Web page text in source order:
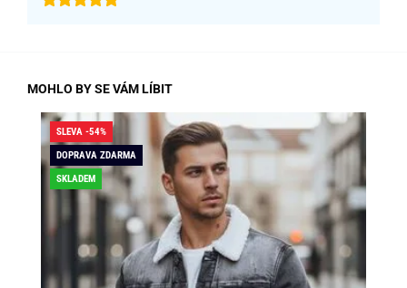
MOHLO BY SE VÁM LÍBIT
SLEVA -54%
DOPRAVA ZDARMA
SKLADEM